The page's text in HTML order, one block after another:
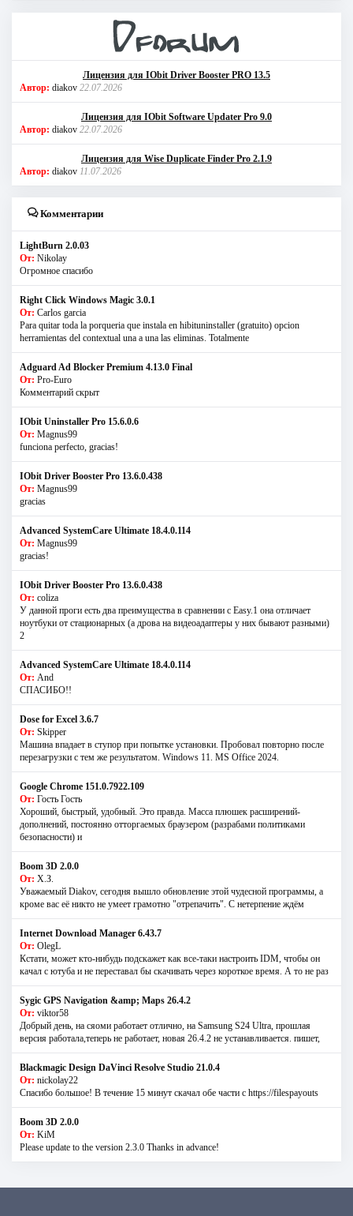
Лицензия для IObit Driver Booster PRO 13.5
Автор: diakov 22.07.2026
Лицензия для IObit Software Updater Pro 9.0
Автор: diakov 22.07.2026
Лицензия для Wise Duplicate Finder Pro 2.1.9
Автор: diakov 11.07.2026
Комментарии
LightBurn 2.0.03
От: Nikolay
Огромное спасибо
Right Click Windows Magic 3.0.1
От: Carlos garcia
Para quitar toda la porqueria que instala en hibituninstaller (gratuito) opcion
herramientas del contextual una a una las eliminas. Totalmente
Adguard Ad Blocker Premium 4.13.0 Final
От: Pro-Euro
Комментарий скрыт
IObit Uninstaller Pro 15.6.0.6
От: Magnus99
funciona perfecto, gracias!
IObit Driver Booster Pro 13.6.0.438
От: Magnus99
gracias
Advanced SystemCare Ultimate 18.4.0.114
От: Magnus99
gracias!
IObit Driver Booster Pro 13.6.0.438
От: coliza
У данной проги есть два преимущества в сравнении с Easy.1 она отличает
ноутбуки от стационарных (а дрова на видеоадаптеры у них бывают разными)
2
Advanced SystemCare Ultimate 18.4.0.114
От: And
СПАСИБО!!
Dose for Excel 3.6.7
От: Skipper
Машина впадает в ступор при попытке установки. Пробовал повторно после
перезагрузки с тем же результатом. Windows 11. MS Offiсe 2024.
Google Chrome 151.0.7922.109
От: Гость Гость
Хороший, быстрый, удобный. Это правда. Масса плюшек расширений-
дополнений, постоянно отторгаемых браузером (разрабами политиками
безопасности) и
Boom 3D 2.0.0
От: Х.З.
Уважаемый Diakov, сегодня вышло обновление этой чудесной программы, а
кроме вас её никто не умеет грамотно "отрепачить". С нетерпение ждём
Internet Download Manager 6.43.7
От: OlegL
Кстати, может кто-нибудь подскажет как все-таки настроить IDM, чтобы он
качал с ютуба и не переставал бы скачивать через короткое время. А то не раз
Sygic GPS Navigation &amp; Maps 26.4.2
От: viktor58
Добрый день, на сяоми работает отлично, на Samsung S24 Ultra, прошлая
версия работала,теперь не работает, новая 26.4.2 не устанавливается. пишет,
Blackmagic Design DaVinci Resolve Studio 21.0.4
От: nickolay22
Спасибо большое! В течение 15 минут скачал обе части с https://filespayouts
Boom 3D 2.0.0
От: KiM
Please update to the version 2.3.0 Thanks in advance!